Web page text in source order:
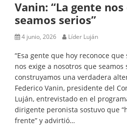
Vanin: “La gente
seamos serios”
4 junio, 2026 Líder Luján
“Esa gente que hoy reconoce
nos exige a nosotros que seamos
construyamos una verdadera
Federico Vanin, presidente del
Luján, entrevistado en el
dirigente peronista sostuvo que
frente” y advirtió…